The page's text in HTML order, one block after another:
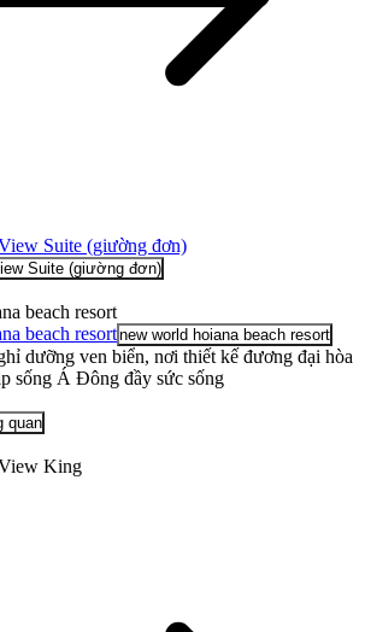
Suite (giường đơn)
Suite (giường đơn)
beach resort
beach resortnew world hoiana beach resort
dưỡng ven biển, nơi thiết kế đương đại hòa
sống Á Đông đầy sức sống
quan
King